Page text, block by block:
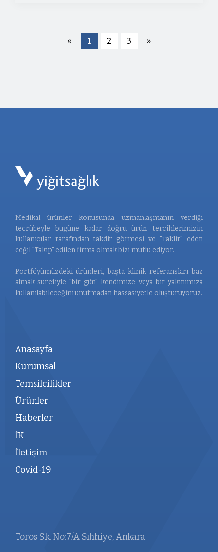
« 1 2 3 »
Medikal ürünler konusunda uzmanlaşmanın verdiği
tecrübeyle bugüne kadar doğru ürün tercihlerimizin
kullanıcılar tarafından takdir görmesi ve "Taklit" eden
değil "Takip" edilen firma olmak bizi mutlu ediyor.
Portföyümüzdeki ürünleri, başta klinik referansları baz
almak suretiyle "bir gün" kendimize veya bir yakınımıza
kullanılabileceğini unutmadan hassasiyetle oluşturuyoruz.
Anasayfa
Kurumsal
Temsilcilikler
Ürünler
Haberler
İK
İletişim
Covid-19
Toros Sk. No:7/A Sıhhiye, Ankara